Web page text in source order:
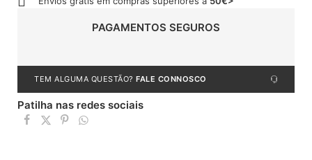
PAGAMENTOS SEGUROS
TEM ALGUMA QUESTÃO? FALE CONNOSCO
Patilha nas redes sociais